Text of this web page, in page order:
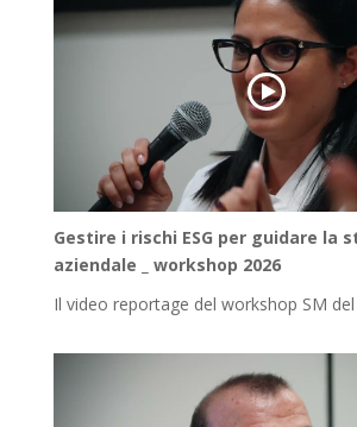
Gestire i rischi ESG per guidare la
aziendale _ workshop 2026
Il video reportage del workshop SM del